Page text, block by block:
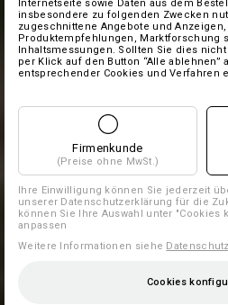
Internetseite sowie Daten aus dem
insbesondere zu folgenden Zwecken
zugeschnittene Angebote und Anzeigen,
Produktempfehlungen, Marktforschung
Inhaltsmessungen. Sollten Sie dies
per Klick auf den Button “Alle ablehnen”
entsprechender Cookies und Verfahren
Firmenkunde
(Preise ohne MwSt.)
Ihre Einwilligung können Sie jederzeit
unserer Datenschutzerklärung für die
können Sie Ihre Auswahl unter "Cookies
anpassen
Weitere Informationen siehe
Cookies